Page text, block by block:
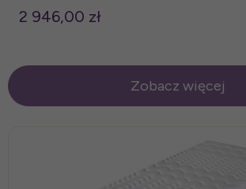
2 946,00 zł
Zobacz więcej